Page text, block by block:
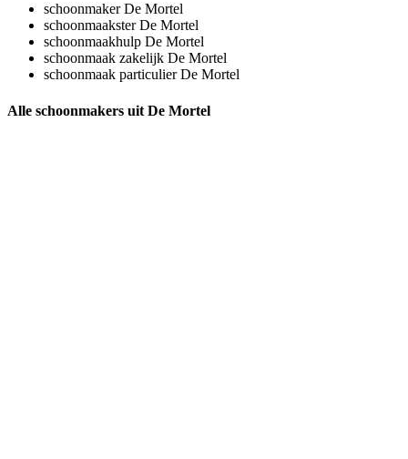
schoonmaker De Mortel
schoonmaakster De Mortel
schoonmaakhulp De Mortel
schoonmaak zakelijk De Mortel
schoonmaak particulier De Mortel
Alle schoonmakers uit De Mortel